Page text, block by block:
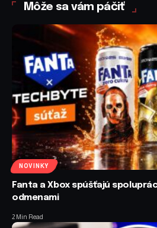
Môže sa vám páčiť
NOVINKY
Fanta a Xbox spúšťajú
odmenami
2 Min Read